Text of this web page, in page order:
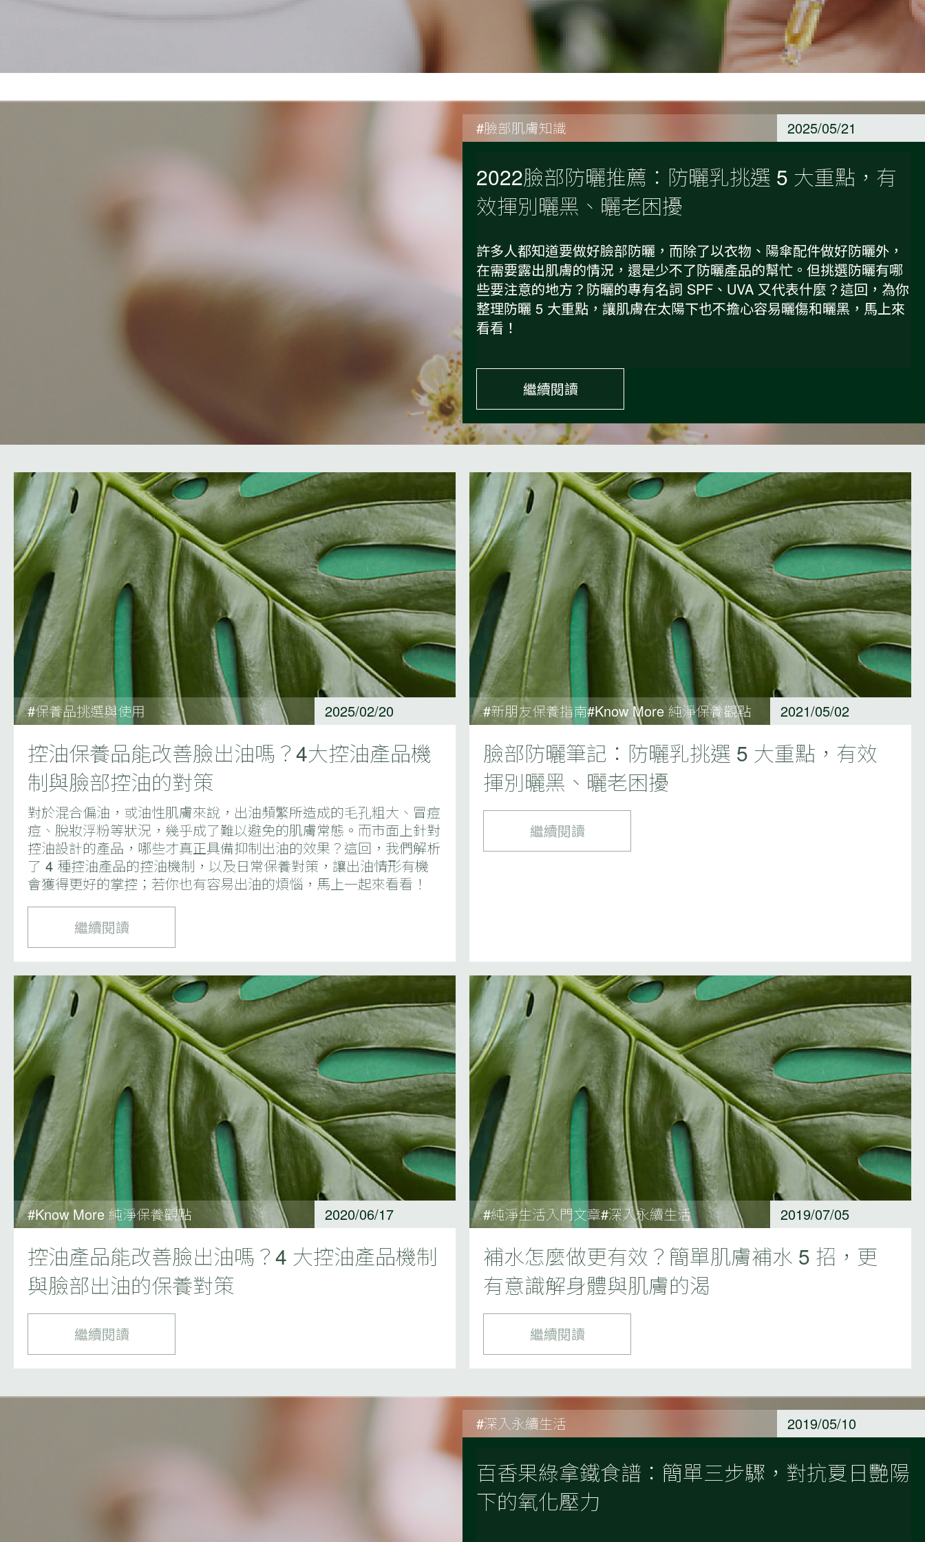
#臉部肌膚知識 2025/05/21
2022臉部防曬推薦：防曬乳挑選 5 大重點，有
效揮別曬黑、曬老困擾
許多人都知道要做好臉部防曬，而除了以衣物、陽傘配件做好防曬外，
在需要露出肌膚的情況，還是少不了防曬產品的幫忙。但挑選防曬有哪
些要注意的地方？防曬的專有名詞 SPF、UVA 又代表什麼？這回，為你
整理防曬 5 大重點，讓肌膚在太陽下也不擔心容易曬傷和曬黑，馬上來
看看！
繼續閱讀
#保養品挑選與使用 2025/02/20
控油保養品能改善臉出油嗎？4大控油產品機
制與臉部控油的對策
對於混合偏油，或油性肌膚來說，出油頻繁所造成的毛孔粗大、冒痘
痘、脫妝浮粉等狀況，幾乎成了難以避免的肌膚常態。而市面上針對
控油設計的產品，哪些才真正具備抑制出油的效果？這回，我們解析
了 4 種控油產品的控油機制，以及日常保養對策，讓出油情形有機
會獲得更好的掌控；若你也有容易出油的煩惱，馬上一起來看看！
繼續閱讀
#新朋友保養指南#Know More 純淨保養觀點 2021/05/02
臉部防曬筆記：防曬乳挑選 5 大重點，有效
揮別曬黑、曬老困擾
繼續閱讀
#Know More 純淨保養觀點 2020/06/17
控油產品能改善臉出油嗎？4 大控油產品機制
與臉部出油的保養對策
繼續閱讀
#純淨生活入門文章#深入永續生活 2019/07/05
補水怎麼做更有效？簡單肌膚補水 5 招，更
有意識解身體與肌膚的渴
繼續閱讀
#深入永續生活 2019/05/10
百香果綠拿鐵食譜：簡單三步驟，對抗夏日艷陽
下的氧化壓力